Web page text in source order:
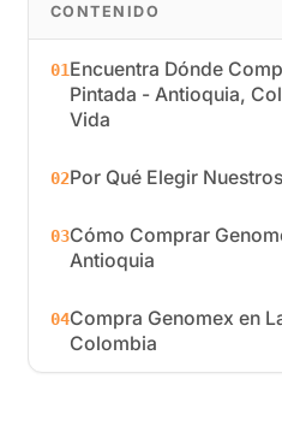
CONTENIDO
01Encuentra Dónde
Pintada - Antioquia,
Vida
02Por Qué Elegir
03Cómo Comprar
Antioquia
04Compra Genomex en
Colombia